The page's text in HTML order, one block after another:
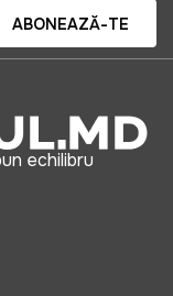
ABONEAZĂ-TE
echilibru